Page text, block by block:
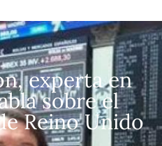
experta en
sobre el
Reino Unido